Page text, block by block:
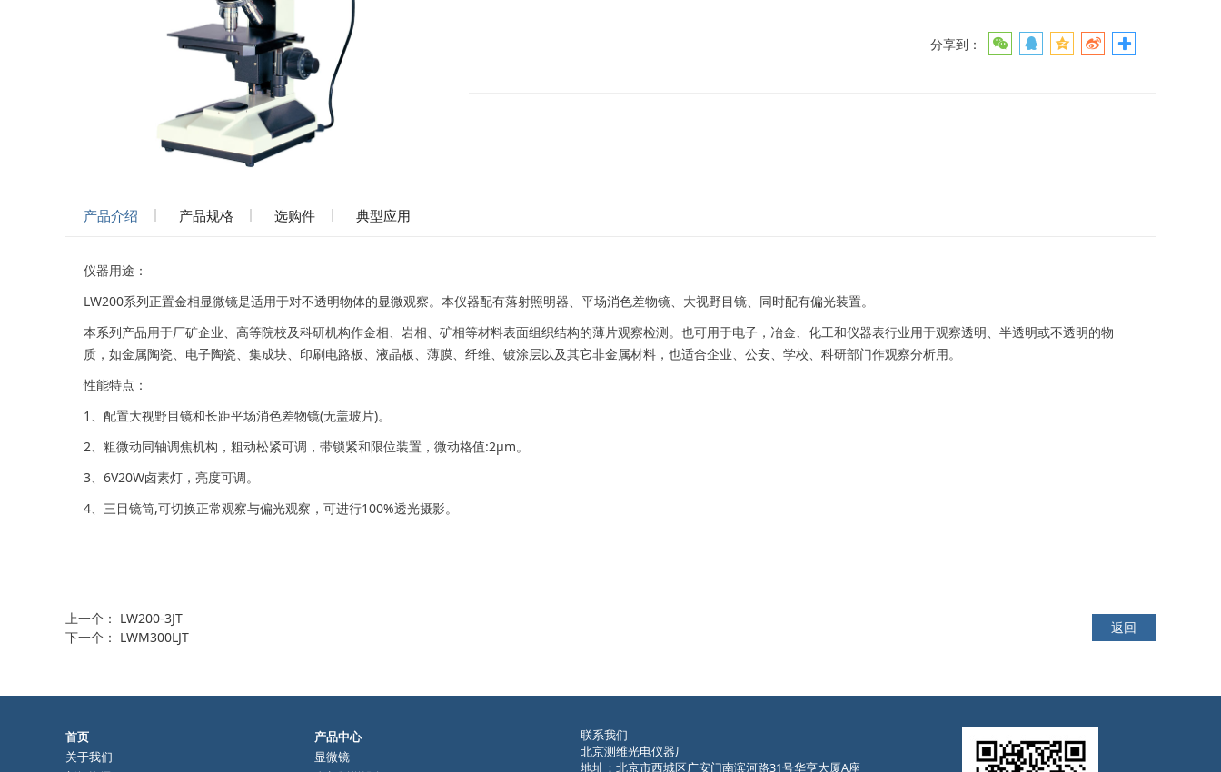
分享到：
产品介绍 产品规格 选购件 典型应用
仪器用途：
LW200系列正置金相显微镜是适用于对不透明物体的显微观察。本仪器配有落射照明器、平场消色差物镜、大视野目镜、同时配有偏光装置。
本系列产品用于厂矿企业、高等院校及科研机构作金相、岩相、矿相等材料表面组织结构的薄片观察检测。也可用于电子，冶金、化工和仪器表行业用于观察透明、半透明或不透明的物
质，如金属陶瓷、电子陶瓷、集成块、印刷电路板、液晶板、薄膜、纤维、镀涂层以及其它非金属材料，也适合企业、公安、学校、科研部门作观察分析用。
性能特点：
1、配置大视野目镜和长距平场消色差物镜(无盖玻片)。
2、粗微动同轴调焦机构，粗动松紧可调，带锁紧和限位装置，微动格值:2μm。
3、6V20W卤素灯，亮度可调。
4、三目镜筒,可切换正常观察与偏光观察，可进行100%透光摄影。
上一个： LW200-3JT
下一个： LWM300LJT
返回
首页
关于我们
产品中心
显微镜
联系我们
北京测维光电仪器厂
地址：北京市西城区广安门南滨河路31号华亨大厦A座